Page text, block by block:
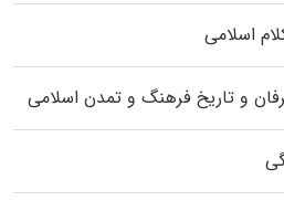
اسلامی
و تاریخ فرهنگ و تمدن اسلامی